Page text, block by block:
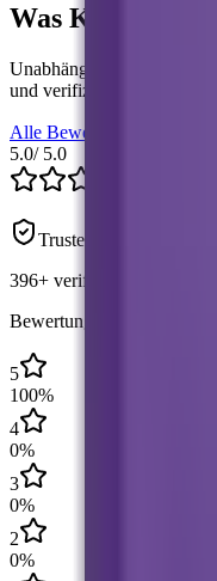
Was Kunden
Unabhängige
und verifiziert von Trusted
Alle Bewertungen →
5.0/ 5.0
Trusted Shops zertifiziert
396+ verifizierter kauf
Bewertungsverteilung
5
100%
4
0%
3
0%
2
0%